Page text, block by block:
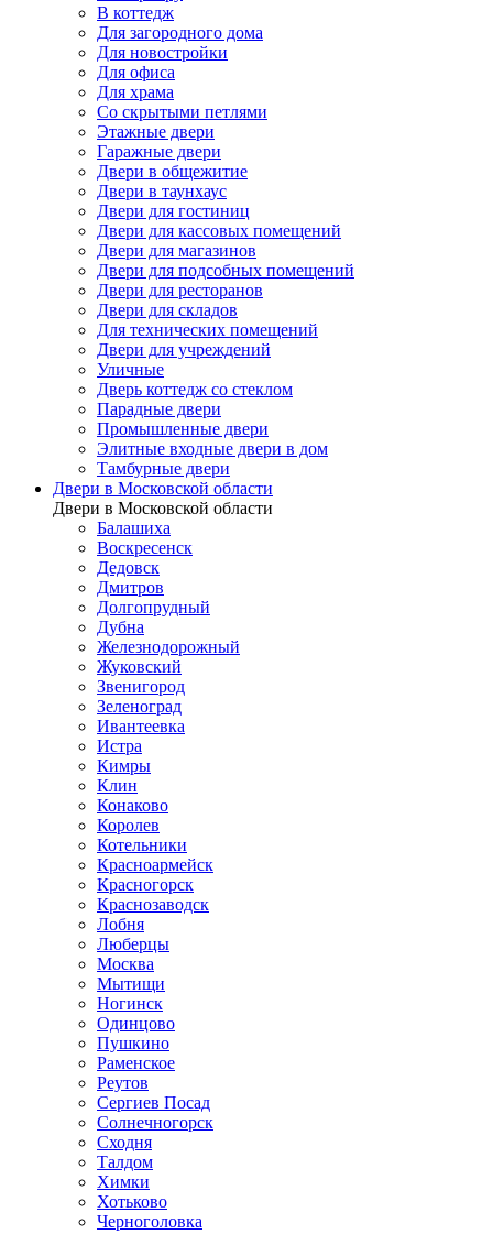
В коттедж
Для загородного дома
Для новостройки
Для офиса
Для храма
Со скрытыми петлями
Этажные двери
Гаражные двери
Двери в общежитие
Двери в таунхаус
Двери для гостиниц
Двери для кассовых помещений
Двери для магазинов
Двери для подсобных помещений
Двери для ресторанов
Двери для складов
Для технических помещений
Двери для учреждений
Уличные
Дверь коттедж со стеклом
Парадные двери
Промышленные двери
Элитные входные двери в дом
Тамбурные двери
Двери в Московской области
Двери в Московской области
Балашиха
Воскресенск
Дедовск
Дмитров
Долгопрудный
Дубна
Железнодорожный
Жуковский
Звенигород
Зеленоград
Ивантеевка
Истра
Кимры
Клин
Конаково
Королев
Котельники
Красноармейск
Красногорск
Краснозаводск
Лобня
Люберцы
Москва
Мытищи
Ногинск
Одинцово
Пушкино
Раменское
Реутов
Сергиев Посад
Солнечногорск
Сходня
Талдом
Химки
Хотьково
Черноголовка